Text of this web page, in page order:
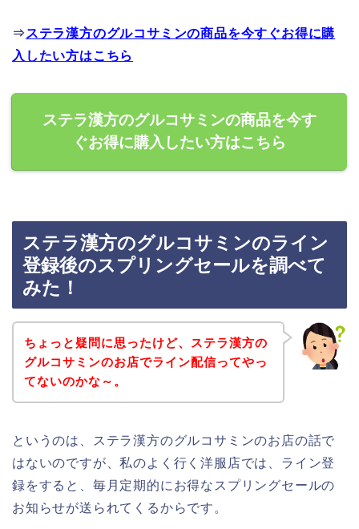
⇒ ステラ漢方のグルコサミンの商品を今すぐお得に購
入したい方はこちら
ステラ漢方のグルコサミンの商品を今す
ぐお得に購入したい方はこちら
ステラ漢方のグルコサミンのライン
登録後のスプリングセールを調べて
みた！
ちょっと疑問に思ったけど、ステラ漢方の
グルコサミンのお店でライン配信ってやっ
てないのかな～。
というのは、ステラ漢方のグルコサミンのお店の話で
はないのですが、私のよく行く洋服店では、ライン登
録をすると、毎月定期的にお得なスプリングセールの
お知らせが送られてくるからです。